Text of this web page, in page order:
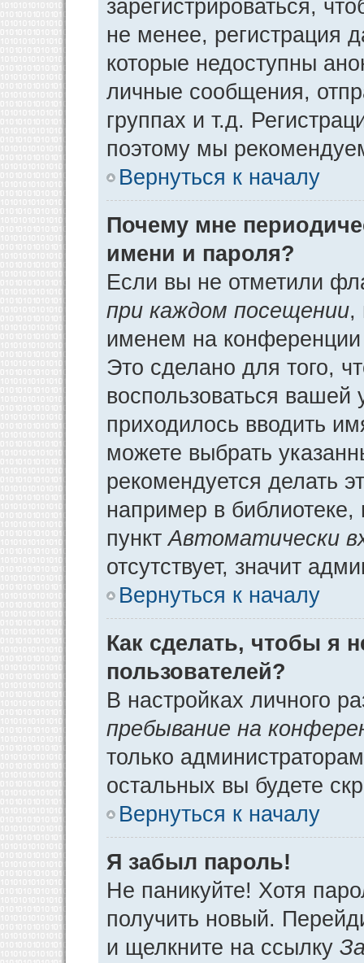
зарегистрироваться,
не менее, регистрация
которые недоступны
личные сообщения,
группах и т.д.
поэтому мы
Вернуться к началу
Почему мне
имени и пароля?
Если вы не отметили
при каждом посещении,
именем на конференции
Это сделано для того,
воспользоваться
приходилось вводить
можете выбрать
рекомендуется делать
например в библиотеке,
пунктАвтоматически
отсутствует, значит
Вернуться к началу
Как сделать, чтобы я
пользователей?
В настройках личного
пребывание на
только
остальных вы будете
Вернуться к началу
Я забыл пароль!
Не паникуйте! Хотя
получить новый.
и щелкните на ссылку